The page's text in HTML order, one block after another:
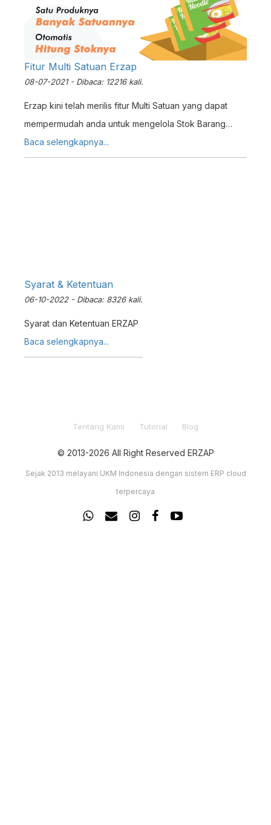
Fitur Multi Satuan Erzap
08-07-2021 - Dibaca: 12216 kali.
Erzap kini telah merilis fitur Multi Satuan yang dapat
mempermudah anda untuk mengelola Stok Barang
yang memiliki banyak satuan untuk satu produk. Fitur ini
cocok digunakan untuk anda yang membeli barang
Baca selengkapnya...
Syarat & Ketentuan
06-10-2022 - Dibaca: 8326 kali.
Syarat dan Ketentuan ERZAP
Baca selengkapnya...
Tentang Kami Tutorial Blog
© 2013-2026 All Right Reserved ERZAP
Sejak 2013 melayani UKM Indonesia dengan sistem ERP cloud
terpercaya